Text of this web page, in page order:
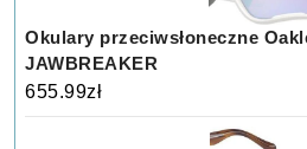
Okulary przeciwsłoneczne
JAWBREAKER
655.99zł